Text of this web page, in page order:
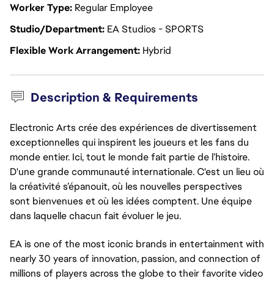
Worker Type Regular Employee
Studio/Department EA Studios - SPORTS
Flexible Work Arrangement Hybrid
Description & Requirements
Electronic Arts crée des expériences de divertissement
exceptionnelles qui inspirent les joueurs et les fans du
monde entier. Ici, tout le monde fait partie de l’histoire.
D'une grande communauté internationale. C'est un lieu où
la créativité s’épanouit, où les nouvelles perspectives
sont bienvenues et où les idées comptent. Une équipe
dans laquelle chacun fait évoluer le jeu.
EA is one of the most iconic brands in entertainment with
nearly 30 years of innovation, passion, and connection of
millions of players across the globe to their favorite video